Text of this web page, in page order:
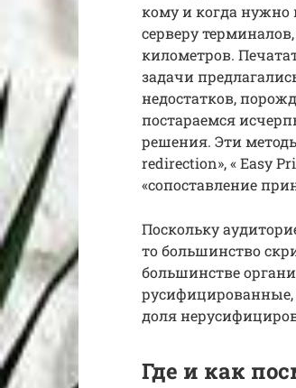
кому и когда нужно
серверу
километров.
задачи
недостатков,
постараемся
решения. Эти
redirection», « Easy
«сопоставление
Поскольку
то большинство
большинстве
русифицированные,
доля
Где и как